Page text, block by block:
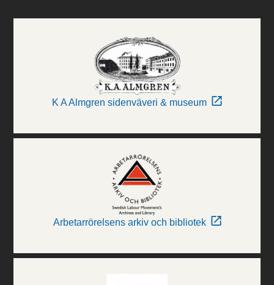
K A Almgren sidenväveri & museum
Arbetarrörelsens arkiv och bibliotek